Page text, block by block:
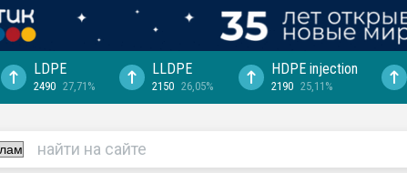
LDPE
2490 27,71%
LLDPE
2150 26,05%
HDPE injection
2190 25,11%